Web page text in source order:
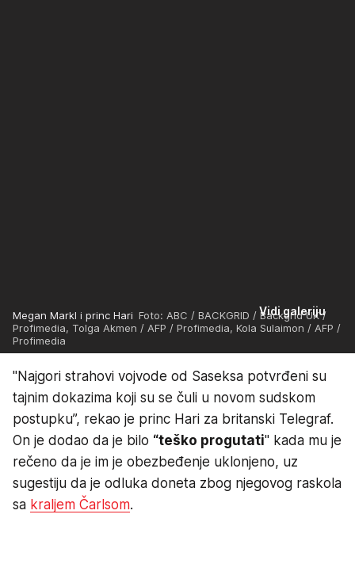
Vidi galeriju
Megan Markl i princ Hari Foto: ABC / BACKGRID / Backgrid UK /
Profimedia, Tolga Akmen / AFP / Profimedia, Kola Sulaimon / AFP /
Profimedia
"Najgori strahovi vojvode od Saseksa potvrđeni su
tajnim dokazima koji su se čuli u novom sudskom
postupku”, rekao je princ Hari za britanski Telegraf.
On je dodao da je bilo “teško progutati" kada mu je
rečeno da je im je obezbeđenje uklonjeno, uz
sugestiju da je odluka doneta zbog njegovog raskola
sa kraljem Čarlsom.